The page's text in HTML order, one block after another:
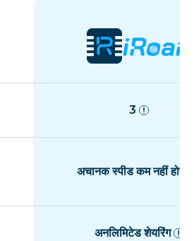
3
अचानक स्पीड कम नहीं होती
अनलिमिटेड शेयरिंग